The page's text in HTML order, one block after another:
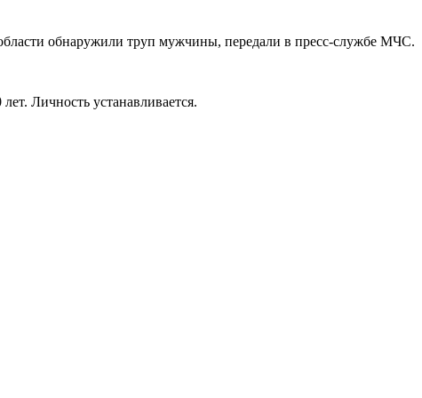
обнаружили труп мужчины, передали в пресс-службе МЧС.
Личность устанавливается.